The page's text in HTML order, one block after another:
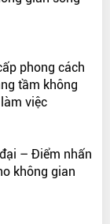
phong cách
tầm không
việc
– Điểm nhấn
không gian